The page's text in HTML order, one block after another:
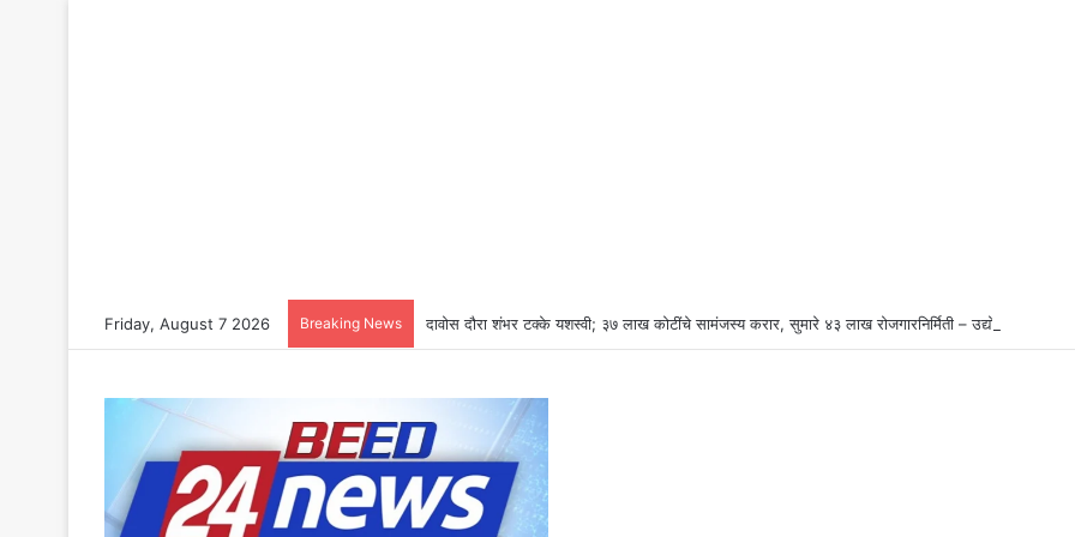
Friday, August 7 2026 Breaking News दावोस दौरा शंभर टक्के यशस्वी; ३७ लाख कोटींचे सामंजस्य करार, सुमारे ४३ लाख रोजगारनिर्मिती – उद्योगमंत्री डॉ.